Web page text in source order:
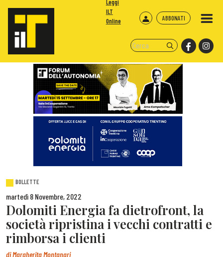
ABBONATI
Leggi
ILT
Online
BOLLETTE
martedì 8 Novembre, 2022
Dolomiti Energia fa dietrofront, la
società ripristina i vecchi contratti e
rimborsa i clienti
diMargherita Montanari